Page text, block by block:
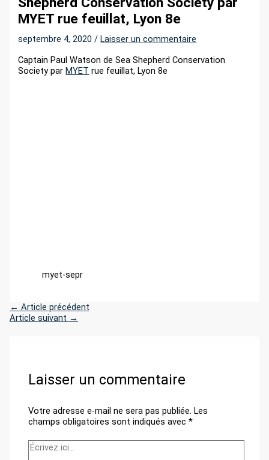
MYET rue feuillat, Lyon 8e
septembre 4, 2020/Laisser un commentaire
Captain Paul Watson de Sea Shepherd Conservation
Society parMYET rue feuillat, Lyon 8e
myet-sepr
← Article précédent
Article suivant →
Laisser un commentaire
Votre adresse e-mail ne sera pas publiée. Les
champs obligatoires sont indiqués avec*
Écrivez
r
: